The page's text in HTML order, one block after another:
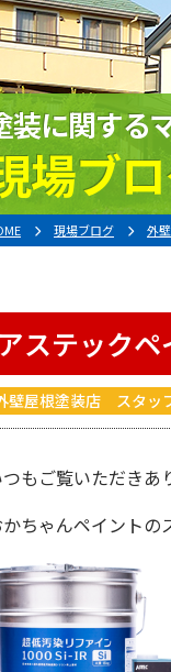
装に関する
場ブ
現場ブログ 外
アステック
壁屋根塗装店 スタッ
つもご覧いただきあ
ちゃんペイントの